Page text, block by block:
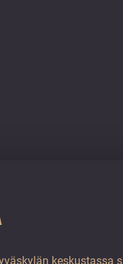
keskustassa